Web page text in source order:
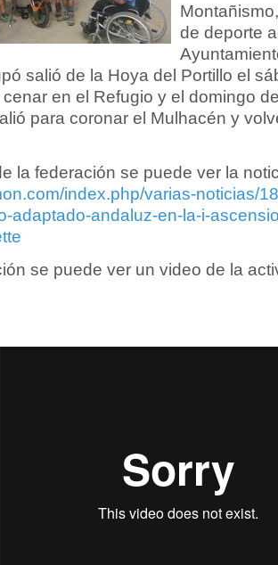
de deporte
salió de la Hoya del Portillo el
en el Refugio y el domingo
para coronar el Mulhacén y
la federación se puede ver la
index.php/varias-noticias/
adaptado-andaluz-en-la-i-
se puede ver un video de la